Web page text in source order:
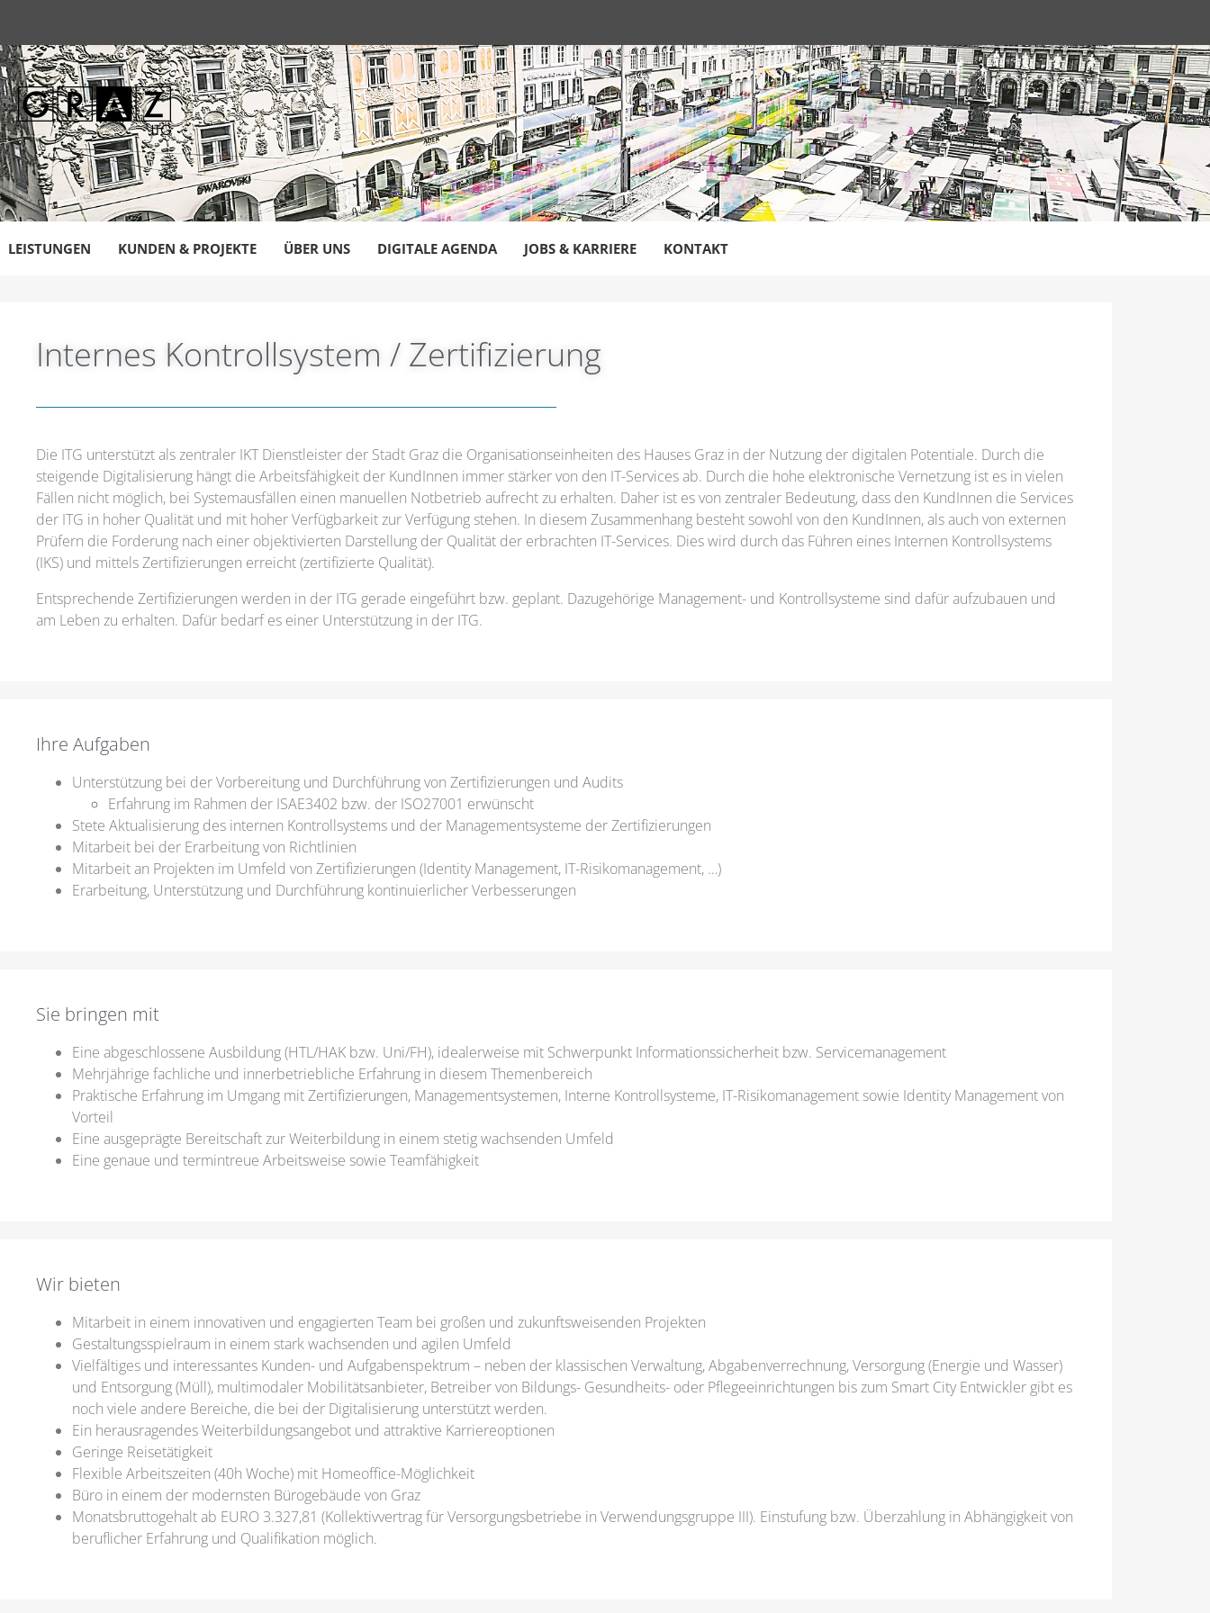
LEISTUNGEN KUNDEN & PROJEKTE ÜBER UNS DIGITALE AGENDA JOBS & KARRIERE KONTAKT
Internes Kontrollsystem / Zertifizierung
Die ITG unterstützt als zentraler IKT Dienstleister der Stadt Graz die Organisationseinheiten des Hauses Graz in der Nutzung der digitalen Potentiale. Durch die
steigende Digitalisierung hängt die Arbeitsfähigkeit der KundInnen immer stärker von den IT-Services ab. Durch die hohe elektronische Vernetzung ist es in vielen
Fällen nicht möglich, bei Systemausfällen einen manuellen Notbetrieb aufrecht zu erhalten. Daher ist es von zentraler Bedeutung, dass den KundInnen die Services
der ITG in hoher Qualität und mit hoher Verfügbarkeit zur Verfügung stehen. In diesem Zusammenhang besteht sowohl von den KundInnen, als auch von externen
Prüfern die Forderung nach einer objektivierten Darstellung der Qualität der erbrachten IT-Services. Dies wird durch das Führen eines Internen Kontrollsystems
(IKS) und mittels Zertifizierungen erreicht (zertifizierte Qualität).
Entsprechende Zertifizierungen werden in der ITG gerade eingeführt bzw. geplant. Dazugehörige Management- und Kontrollsysteme sind dafür aufzubauen und
am Leben zu erhalten. Dafür bedarf es einer Unterstützung in der ITG.
Ihre Aufgaben
Unterstützung bei der Vorbereitung und Durchführung von Zertifizierungen und Audits
Erfahrung im Rahmen der ISAE3402 bzw. der ISO27001 erwünscht
Stete Aktualisierung des internen Kontrollsystems und der Managementsysteme der Zertifizierungen
Mitarbeit bei der Erarbeitung von Richtlinien
Mitarbeit an Projekten im Umfeld von Zertifizierungen (Identity Management, IT-Risikomanagement, …)
Erarbeitung, Unterstützung und Durchführung kontinuierlicher Verbesserungen
Sie bringen mit
Eine abgeschlossene Ausbildung (HTL/HAK bzw. Uni/FH), idealerweise mit Schwerpunkt Informationssicherheit bzw. Servicemanagement
Mehrjährige fachliche und innerbetriebliche Erfahrung in diesem Themenbereich
Praktische Erfahrung im Umgang mit Zertifizierungen, Managementsystemen, Interne Kontrollsysteme, IT-Risikomanagement sowie Identity Management von
Vorteil
Eine ausgeprägte Bereitschaft zur Weiterbildung in einem stetig wachsenden Umfeld
Eine genaue und termintreue Arbeitsweise sowie Teamfähigkeit
Wir bieten
Mitarbeit in einem innovativen und engagierten Team bei großen und zukunftsweisenden Projekten
Gestaltungsspielraum in einem stark wachsenden und agilen Umfeld
Vielfältiges und interessantes Kunden- und Aufgabenspektrum – neben der klassischen Verwaltung, Abgabenverrechnung, Versorgung (Energie und Wasser)
und Entsorgung (Müll), multimodaler Mobilitätsanbieter, Betreiber von Bildungs- Gesundheits- oder Pflegeeinrichtungen bis zum Smart City Entwickler gibt es
noch viele andere Bereiche, die bei der Digitalisierung unterstützt werden.
Ein herausragendes Weiterbildungsangebot und attraktive Karriereoptionen
Geringe Reisetätigkeit
Flexible Arbeitszeiten (40h Woche) mit Homeoffice-Möglichkeit
Büro in einem der modernsten Bürogebäude von Graz
Monatsbruttogehalt ab EURO 3.327,81 (Kollektivvertrag für Versorgungsbetriebe in Verwendungsgruppe III). Einstufung bzw. Überzahlung in Abhängigkeit von
beruflicher Erfahrung und Qualifikation möglich.